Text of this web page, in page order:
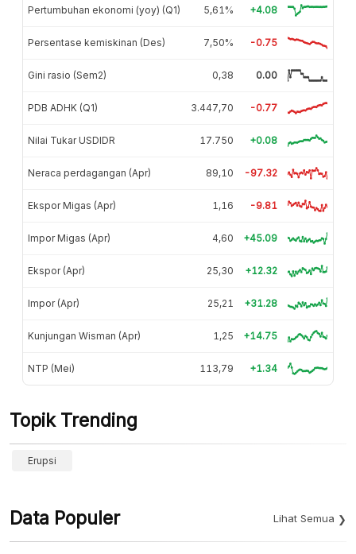
Pertumbuhan ekonomi (yoy) (Q1) 5,61% +4.08
Persentase kemiskinan (Des) 7,50% -0.75
Gini rasio (Sem2) 0,38 0.00
PDB ADHK (Q1) 3.447,70 -0.77
Nilai Tukar USDIDR 17.750 +0.08
Neraca perdagangan (Apr) 89,10 -97.32
Ekspor Migas (Apr) 1,16 -9.81
Impor Migas (Apr) 4,60 +45.09
Ekspor (Apr) 25,30 +12.32
Impor (Apr) 25,21 +31.28
Kunjungan Wisman (Apr) 1,25 +14.75
NTP (Mei) 113,79 +1.34
Topik Trending
Erupsi
Data Populer Lihat Semua